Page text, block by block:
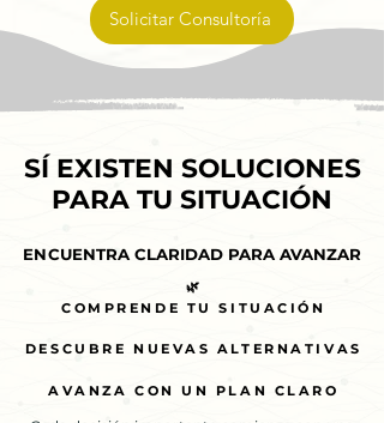
Solicitar Consultoría
SÍ EXISTEN SOLUCIONES
PARA TU SITUACIÓN
SÍ EXISTEN SOLUCIONES
PARA TU SITUACIÓN
ENCUENTRA CLARIDAD PARA AVANZAR
ENCUENTRA CLARIDAD PARA AVANZAR
🌿
COMPRENDE TU SITUACIÓN
DESCUBRE NUEVAS ALTERNATIVAS
AVANZA CON UN PLAN CLARO
🌿
COMPRENDE TU SITUACIÓN
DESCUBRE NUEVAS ALTERNATIVAS
AVANZA CON UN PLAN CLARO